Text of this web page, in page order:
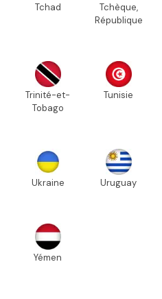
Tchad
Tchèque,
République
Trinité-et-
Tobago
Tunisie
Ukraine Uruguay
Yémen